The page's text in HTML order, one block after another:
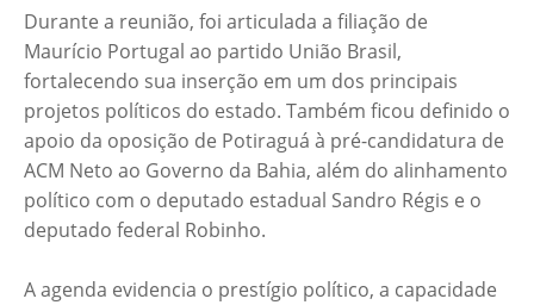
Durante a reunião, foi articulada a filiação de
Maurício Portugal ao partido União Brasil,
fortalecendo sua inserção em um dos principais
projetos políticos do estado. Também ficou definido o
apoio da oposição de Potiraguá à pré-candidatura de
ACM Neto ao Governo da Bahia, além do alinhamento
político com o deputado estadual Sandro Régis e o
deputado federal Robinho.
A agenda evidencia o prestígio político, a capacidade